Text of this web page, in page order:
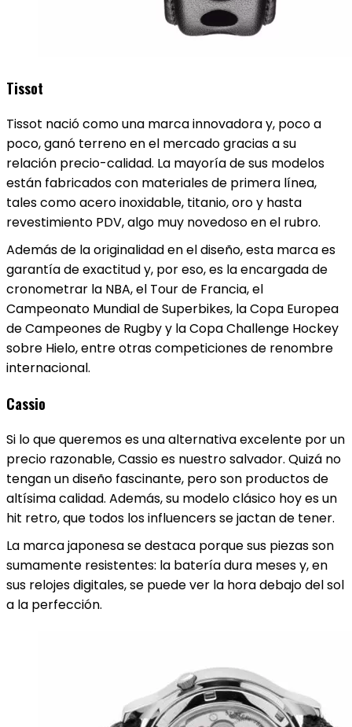
Tissot
Tissot nació como una marca innovadora y, poco a
poco, ganó terreno en el mercado gracias a su
relación precio-calidad. La mayoría de sus modelos
están fabricados con materiales de primera línea,
tales como acero inoxidable, titanio, oro y hasta
revestimiento PDV, algo muy novedoso en el rubro.
Además de la originalidad en el diseño, esta marca es
garantía de exactitud y, por eso, es la encargada de
cronometrar la NBA, el Tour de Francia, el
Campeonato Mundial de Superbikes, la Copa Europea
de Campeones de Rugby y la Copa Challenge Hockey
sobre Hielo, entre otras competiciones de renombre
internacional.
Cassio
Si lo que queremos es una alternativa excelente por un
precio razonable, Cassio es nuestro salvador. Quizá no
tengan un diseño fascinante, pero son productos de
altísima calidad. Además, su modelo clásico hoy es un
hit retro, que todos los influencers se jactan de tener.
La marca japonesa se destaca porque sus piezas son
sumamente resistentes: la batería dura meses y, en
sus relojes digitales, se puede ver la hora debajo del sol
a la perfección.